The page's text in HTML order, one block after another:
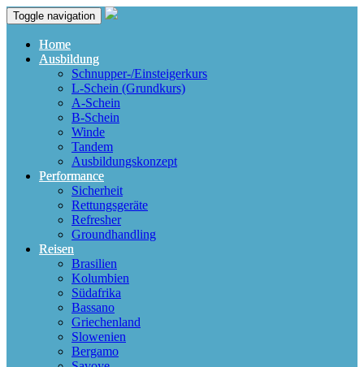
Toggle navigation
Home
Ausbildung
Schnupper-/Einsteigerkurs
L-Schein (Grundkurs)
A-Schein
B-Schein
Winde
Tandem
Ausbildungskonzept
Performance
Sicherheit
Rettungsgeräte
Refresher
Groundhandling
Reisen
Brasilien
Kolumbien
Südafrika
Bassano
Griechenland
Slowenien
Bergamo